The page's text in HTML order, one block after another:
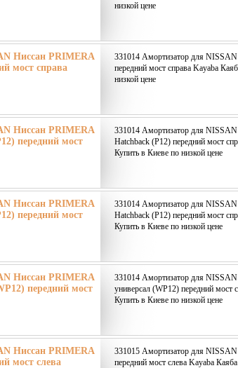
низкой цене
Ниссан PRIMERA
мост справа
331014 Амортизатор для
передний мост справа Kayaba
низкой цене
Ниссан PRIMERA
передний мост
331014 Амортизатор для
Hatchback (P12) передний мост
Купить в Киеве по низкой цене
Ниссан PRIMERA
передний мост
331014 Амортизатор для
Hatchback (P12) передний мост
Купить в Киеве по низкой цене
Ниссан PRIMERA
передний мост
331014 Амортизатор для
универсал (WP12) передний мост
Купить в Киеве по низкой цене
Ниссан PRIMERA
мост слева
331015 Амортизатор для
передний мост слева Kayaba